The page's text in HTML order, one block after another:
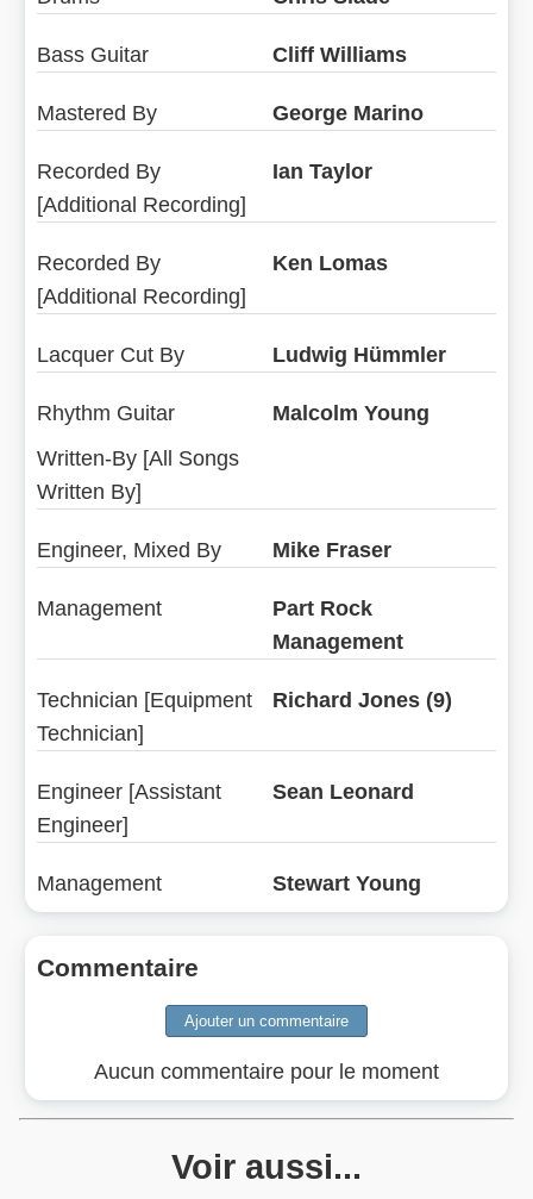
Bass Guitar Cliff Williams
Mastered By George Marino
Recorded By
[Additional Recording]
Ian Taylor
Recorded By
[Additional Recording]
Ken Lomas
Lacquer Cut By Ludwig Hümmler
Rhythm Guitar
Written-By [All Songs
Written By]
Malcolm Young
Engineer, Mixed By Mike Fraser
Management
Part Rock
Management
Technician [Equipment
Technician]
Richard Jones (9)
Engineer [Assistant
Engineer]
Sean Leonard
Management Stewart Young
Commentaire
Aucun commentaire pour le moment
Voir aussi...